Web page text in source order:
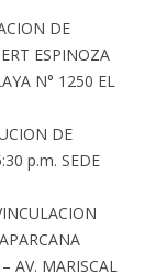
DE
ESPINOZA
N° 1250 EL
DE
p.m. SEDE
AV. MARISCAL